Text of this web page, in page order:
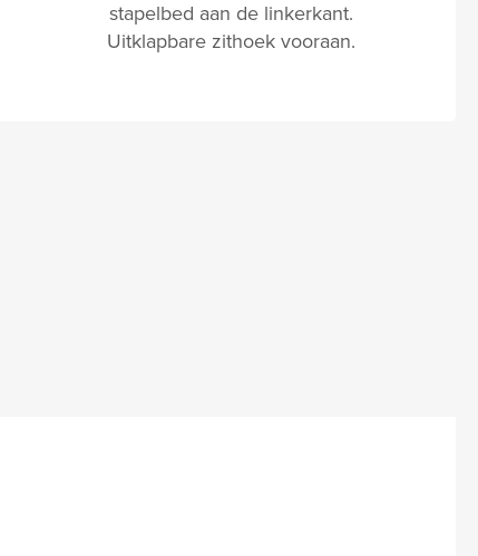
stapelbed aan de linkerkant.
Uitklapbare zithoek vooraan.